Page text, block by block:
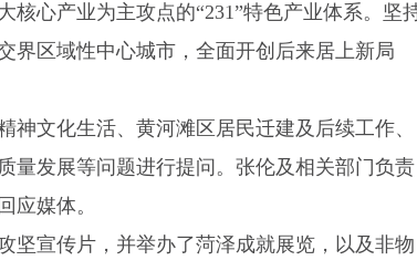
心产业为主攻点的“231”特色产业体系。坚
界区域性中心城市，全面开创后来居上新局
文化生活、黄河滩区居民迁建及后续工作、
量发展等问题进行提问。张伦及相关部门负责
应媒体。
坚宣传片，并举办了菏泽成就展览，以及非物